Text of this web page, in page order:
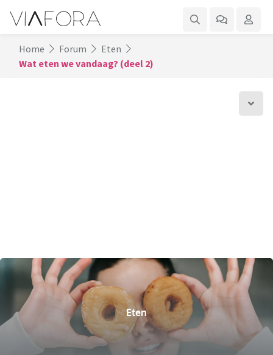
Home Forum
Eten
Wat eten we vandaag? (deel 2)
Eten